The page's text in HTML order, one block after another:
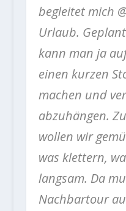
begleitet mich
Urlaub.
kann man ja
einen kurzen
machen und
abzuhängen.
wollen wir
was klettern,
langsam. Da
Nachbartour